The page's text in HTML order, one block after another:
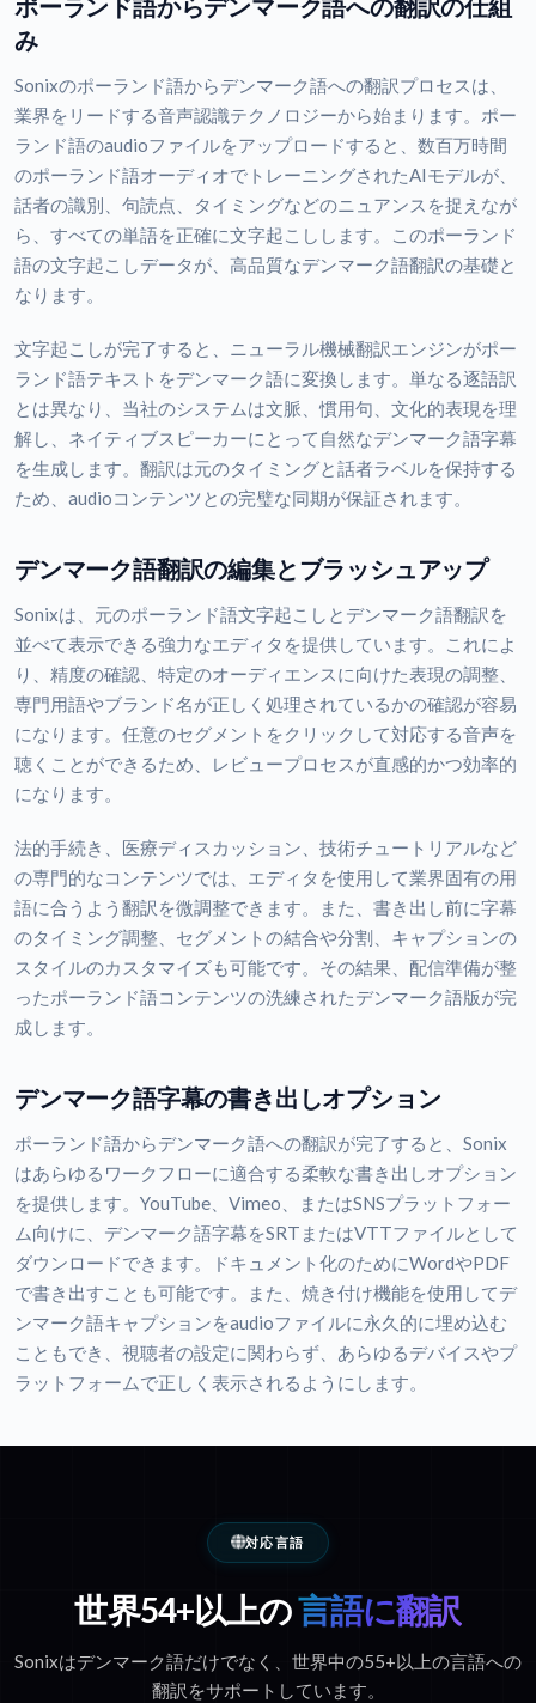
ポーランド語からデンマーク語への翻訳の仕組
み
Sonixのポーランド語からデンマーク語への翻訳プロセスは、
業界をリードする音声認識テクノロジーから始まります。ポー
ランド語のaudioファイルをアップロードすると、数百万時間
のポーランド語オーディオでトレーニングされたAIモデルが、
話者の識別、句読点、タイミングなどのニュアンスを捉えなが
ら、すべての単語を正確に文字起こしします。このポーランド
語の文字起こしデータが、高品質なデンマーク語翻訳の基礎と
なります。
文字起こしが完了すると、ニューラル機械翻訳エンジンがポー
ランド語テキストをデンマーク語に変換します。単なる逐語訳
とは異なり、当社のシステムは文脈、慣用句、文化的表現を理
解し、ネイティブスピーカーにとって自然なデンマーク語字幕
を生成します。翻訳は元のタイミングと話者ラベルを保持する
ため、audioコンテンツとの完璧な同期が保証されます。
デンマーク語翻訳の編集とブラッシュアップ
Sonixは、元のポーランド語文字起こしとデンマーク語翻訳を
並べて表示できる強力なエディタを提供しています。これによ
り、精度の確認、特定のオーディエンスに向けた表現の調整、
専門用語やブランド名が正しく処理されているかの確認が容易
になります。任意のセグメントをクリックして対応する音声を
聴くことができるため、レビュープロセスが直感的かつ効率的
になります。
法的手続き、医療ディスカッション、技術チュートリアルなど
の専門的なコンテンツでは、エディタを使用して業界固有の用
語に合うよう翻訳を微調整できます。また、書き出し前に字幕
のタイミング調整、セグメントの結合や分割、キャプションの
スタイルのカスタマイズも可能です。その結果、配信準備が整
ったポーランド語コンテンツの洗練されたデンマーク語版が完
成します。
デンマーク語字幕の書き出しオプション
ポーランド語からデンマーク語への翻訳が完了すると、Sonix
はあらゆるワークフローに適合する柔軟な書き出しオプション
を提供します。YouTube、Vimeo、またはSNSプラットフォー
ム向けに、デンマーク語字幕をSRTまたはVTTファイルとして
ダウンロードできます。ドキュメント化のためにWordやPDF
で書き出すことも可能です。また、焼き付け機能を使用してデ
ンマーク語キャプションをaudioファイルに永久的に埋め込む
こともでき、視聴者の設定に関わらず、あらゆるデバイスやプ
ラットフォームで正しく表示されるようにします。
対応言語
世界54+以上の言語に翻訳
Sonixはデンマーク語だけでなく、世界中の55+以上の言語への
翻訳をサポートしています。